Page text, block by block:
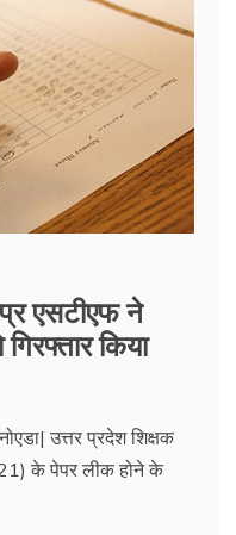
एसटीएफ ने
किया
उत्तर प्रदेश शिक्षक
के पेपर लीक होने के